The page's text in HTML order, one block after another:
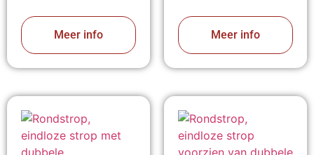
Meer info Meer info